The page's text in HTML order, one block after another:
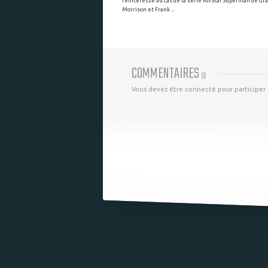
Morrison et Frank ...
COMMENTAIRES (0)
Vous devez être connecté pour participer